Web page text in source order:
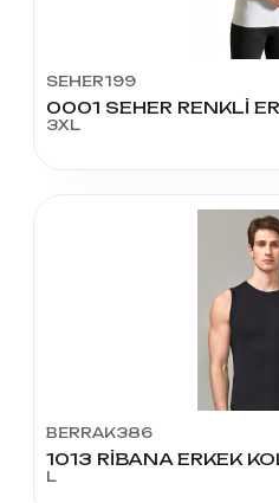
SEHER199
0001 SEHER RENKLİ
3XL
BERRAK386
L